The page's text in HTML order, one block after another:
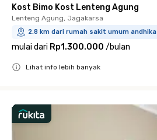
Kost Bimo Kost Lenteng Agung
Lenteng Agung, Jagakarsa
2.8 km dari rumah sakit umum andhika
mulai dari Rp1.300.000 /bulan
Lihat info lebih banyak